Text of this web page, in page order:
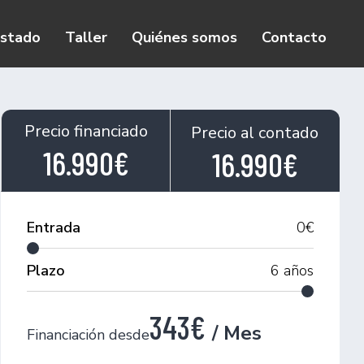
Taller Quiénes somos Contacto
Precio financiado
16.990€
Precio al contado
16.990€
Entrada 0€
Plazo 6 años
Financiación desde343€/ Mes